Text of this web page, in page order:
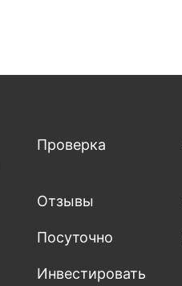
Проверка
Отзывы
Посуточно
Инвестировать